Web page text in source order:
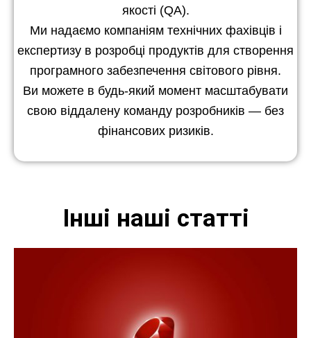
якості (QA).
Ми надаємо компаніям технічних фахівців і
експертизу в розробці продуктів для створення
програмного забезпечення світового рівня.
Ви можете в будь-який момент масштабувати
свою віддалену команду розробників — без
фінансових ризиків.
Інші наші статті